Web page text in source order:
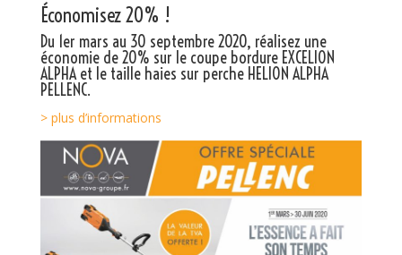
Économisez 20% !
Du 1er mars au 30 septembre 2020, réalisez une
économie de 20% sur le coupe bordure EXCELION
ALPHA et le taille haies sur perche HELION ALPHA
PELLENC.
> plus d’informations